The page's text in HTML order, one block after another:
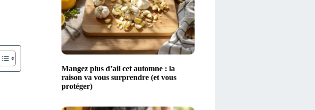
Mangez plus d’ail cet automne : la
raison va vous surprendre (et vous
protéger)